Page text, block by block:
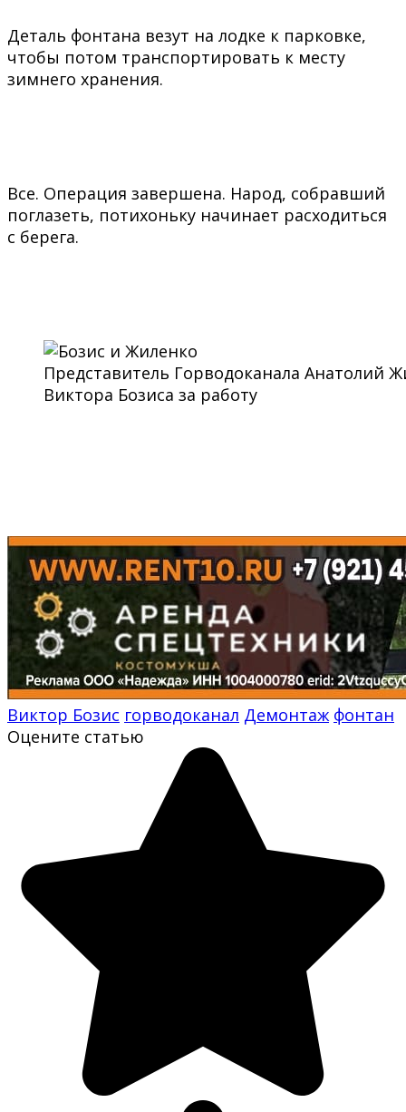
Деталь фонтана везут на лодке к парковке,
чтобы потом транспортировать к месту
зимнего хранения.
Все. Операция завершена. Народ, собравший
поглазеть, потихоньку начинает расходиться
с берега.
Представитель Горводоканала Анатолий
Виктора Бозиса за работу
Виктор Бозис горводоканал Демонтаж фонтан
Оцените статью